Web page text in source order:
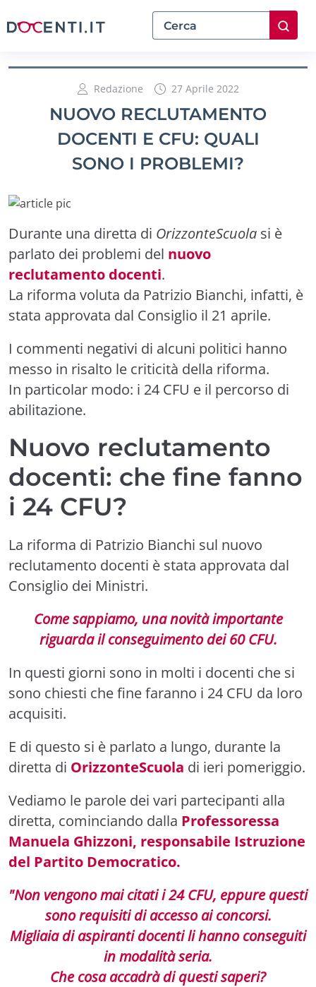
Redazione 27 Aprile 2022
NUOVO RECLUTAMENTO
DOCENTI E CFU: QUALI
SONO I PROBLEMI?
Durante una diretta di OrizzonteScuola si è
parlato dei problemi del nuovo
reclutamento docenti.
La riforma voluta da Patrizio Bianchi, infatti, è
stata approvata dal Consiglio il 21 aprile.
I commenti negativi di alcuni politici hanno
messo in risalto le criticità della riforma.
In particolar modo: i 24 CFU e il percorso di
abilitazione.
Nuovo reclutamento
docenti: che fine fanno
i 24 CFU?
La riforma di Patrizio Bianchi sul nuovo
reclutamento docenti è stata approvata dal
Consiglio dei Ministri.
Come sappiamo, una novità importante
riguarda il conseguimento dei 60 CFU.
In questi giorni sono in molti i docenti che si
sono chiesti che fine faranno i 24 CFU da loro
acquisiti.
E di questo si è parlato a lungo, durante la
diretta di OrizzonteScuola di ieri pomeriggio.
Vediamo le parole dei vari partecipanti alla
diretta, cominciando dalla Professoressa
Manuela Ghizzoni, responsabile Istruzione
del Partito Democratico.
"Non vengono mai citati i 24 CFU, eppure questi
sono requisiti di accesso ai concorsi.
Migliaia di aspiranti docenti li hanno conseguiti
in modalità seria.
Che cosa accadrà di questi saperi?